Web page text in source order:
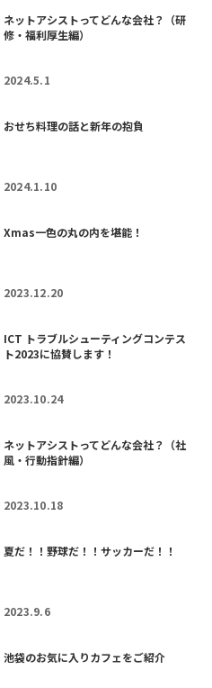
ネットアシストってどんな会社？（研
修・福利厚生編）
2024.5.1
おせち料理の話と新年の抱負
2024.1.10
Xmas一色の丸の内を堪能！
2023.12.20
ICT トラブルシューティングコンテス
ト2023に協賛します！
2023.10.24
ネットアシストってどんな会社？（社
風・行動指針編）
2023.10.18
夏だ！！野球だ！！サッカーだ！！
2023.9.6
池袋のお気に入りカフェをご紹介